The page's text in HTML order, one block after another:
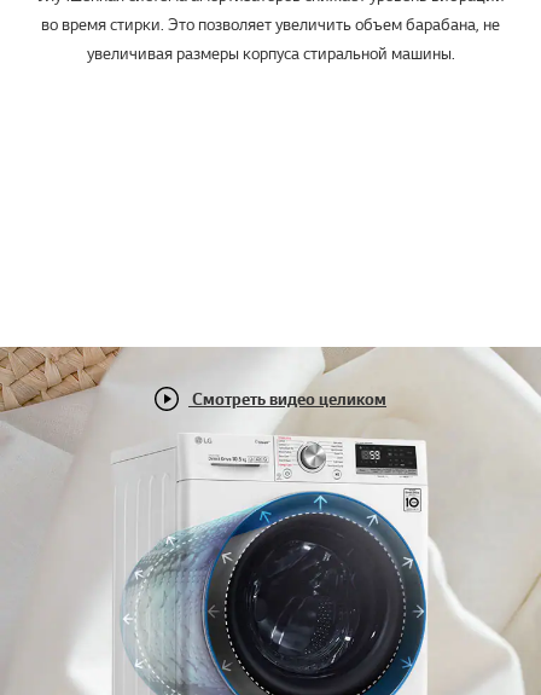
во время стирки. Это позволяет увеличить объем барабана, не
увеличивая размеры корпуса стиральной машины.
Смотреть видео целиком